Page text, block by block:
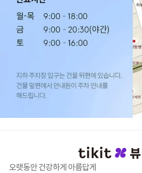
오랫동안 건강하게 아름답게